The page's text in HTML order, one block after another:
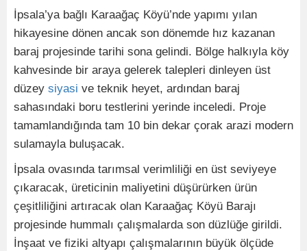
İpsala’ya bağlı Karaağaç Köyü’nde yapımı yılan
hikayesine dönen ancak son dönemde hız kazanan
baraj projesinde tarihi sona gelindi. Bölge halkıyla köy
kahvesinde bir araya gelerek talepleri dinleyen üst
düzey siyasi ve teknik heyet, ardından baraj
sahasındaki boru testlerini yerinde inceledi. Proje
tamamlandığında tam 10 bin dekar çorak arazi modern
sulamayla buluşacak.
İpsala ovasında tarımsal verimliliği en üst seviyeye
çıkaracak, üreticinin maliyetini düşürürken ürün
çeşitliliğini artıracak olan Karaağaç Köyü Barajı
projesinde hummalı çalışmalarda son düzlüğe girildi.
İnşaat ve fiziki altyapı çalışmalarının büyük ölçüde